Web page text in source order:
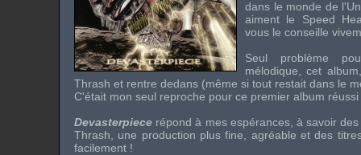
dans le monde de
aiment le Speed
vous le conseille
Seul problème
mélodique, cet
Thrash et rentre dedans (même si tout restait dans le
C'était mon seul reproche pour ce premier album
Devasterpiece répond à mes espérances, à savoir
Thrash, une production plus fine, agréable et des
facilement !